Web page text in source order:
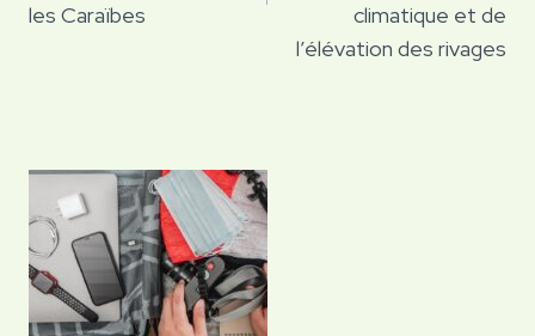
les Caraïbes
climatique et de
l’élévation des rivages